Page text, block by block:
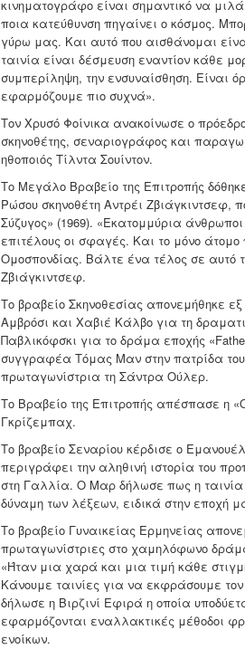
κινηματογράφο είναι σημαντικό να
ποια κατεύθυνση πηγαίνει ο κόσμος.
γύρω μας. Και αυτό που αισθάνομαι
ταινία είναι δέσμευση εναντίον κάθε
συμπερίληψη, την ενσυναίσθηση.
εφαρμόζουμε πιο συχνά».
Τον Χρυσό Φοίνικα ανακοίνωσε ο
σκηνοθέτης, σεναριογράφος και
ηθοποιός Τίλντα Σουίντον.
Το Μεγάλο Βραβείο της Επιτροπής
Ρώσου σκηνοθέτη Αντρέι Ζβιάγκιντσεφ,
Σύζυγος» (1969). «Εκατομμύρια
επιτέλους οι σφαγές. Και το μόνο
Ομοσπονδίας. Βάλτε ένα τέλος σε αυτό
Ζβιάγκιντσεφ.
Το βραβείο Σκηνοθεσίας απονεμήθηκε
Αμβρόσι και Χαβιέ Κάλβο για τη
Παβλικόφσκι για το δράμα εποχής
συγγραφέα Τόμας Μαν στην πατρίδα
πρωταγωνίστρια τη Σάντρα Ούλερ.
Το Βραβείο της Επιτροπής απέσπασε η
Γκρίζεμπαχ.
Το βραβείο Σεναρίου κέρδισε ο
περιγράφει την αληθινή ιστορία του
στη Γαλλία. Ο Μαρ δήλωσε πως η ταινία
δύναμη των λέξεων, ειδικά στην εποχή
Το βραβείο Γυναικείας Ερμηνείας
πρωταγωνίστριες στο χαμηλόφωνο
«Ήταν μια χαρά και μια τιμή κάθε
Κάνουμε ταινίες για να εκφράσουμε
δήλωσε η Βιρζινί Εφιρά η οποία
εφαρμόζονται εναλλακτικές μέθοδοι
ενοίκων.